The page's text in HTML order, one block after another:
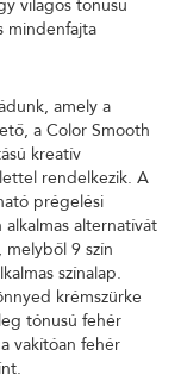
világos tónusú
mindenfajta
amely a
a Color Smooth
kreatív
rendelkezik. A
prégelési
alternatívát
9 szín
színalap.
krémszürke
tónusú fehér
vakítóan fehér